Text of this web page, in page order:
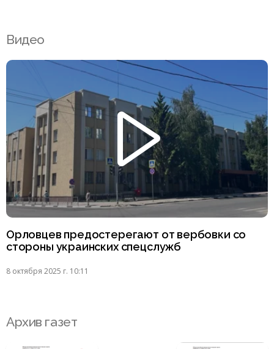
Видео
Орловцев предостерегают от вербовки со
стороны украинских спецслужб
8 октября 2025 г. 10:11
Архив газет